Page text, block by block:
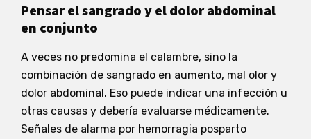
Pensar el sangrado y el dolor abdominal
en conjunto
A veces no predomina el calambre, sino la
combinación de sangrado en aumento, mal olor y
dolor abdominal. Eso puede indicar una infección u
otras causas y debería evaluarse médicamente.
Señales de alarma por hemorragia posparto